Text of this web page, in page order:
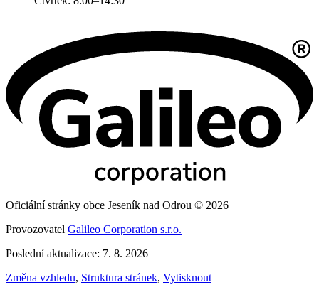
Oficiální stránky obce Jeseník nad Odrou © 2026
Provozovatel Galileo Corporation s.r.o.
Poslední aktualizace: 7. 8. 2026
Změna vzhledu, Struktura stránek, Vytisknout